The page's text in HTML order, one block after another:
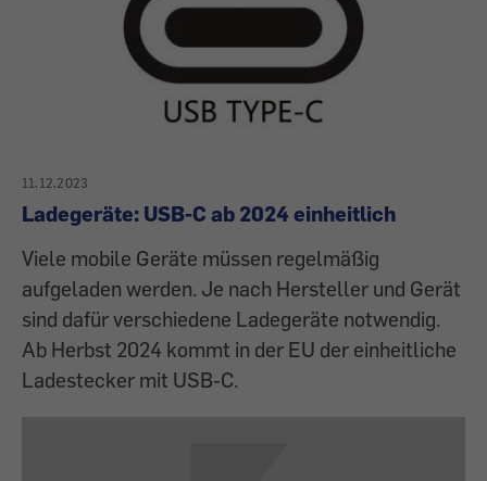
11.12.2023
Ladegeräte: USB-C ab 2024 einheitlich
Viele mobile Geräte müssen regelmäßig
aufgeladen werden. Je nach Hersteller und Gerät
sind dafür verschiedene Ladegeräte notwendig.
Ab Herbst 2024 kommt in der EU der einheitliche
Ladestecker mit USB-C.